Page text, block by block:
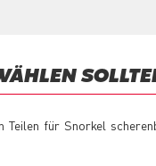
für Snorkel